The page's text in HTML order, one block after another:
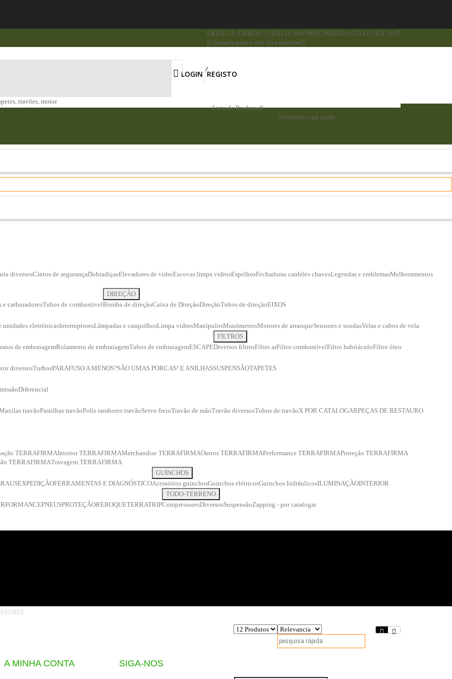
LIGUE JÁ: LISBOA: (+351) 21 949 9880 | PORTO (+351) 22 954 5167
(Chamada para a rede fixa nacional)
travões, motor
LOGIN REGISTO
Lista de Produtos0
O carrinho está vazio
diversosCintos de segurançaDobradiçasElevadores de vidroEscovas limpa vidrosEspelhosFechaduras canhões chavesLegendas e emblemasMelhoramentos
e carburadoresTubos de combustível
DIREÇÃO
Bomba de direçãoCaixa de DireçãoDireçãoTubos de direçãoEIXOS
unidades eletrónicasInterruptoresLâmpadas e casquilhosLimpa vidrosManípulosManómetrosMotores de arranqueSensores e sondasVelas e cabos de vela
de embraiagemRolamento de embraiagemTubos de embraiagemESCAPE
FILTROS
Diversos filtrosFiltro arFiltro combustívelFiltro habitáculoFiltro óleo
diversosTurbosPARAFUSO A MENOS?SÃO UMAS PORCAS! E ANILHASSUSPENSÃOTAPETES
Diferencial
travãoPastilhas travãoPolis tambores travãoServo freioTravão de mãoTravão diversosTubos de travãoX POR CATALOGARPEÇAS DE RESTAURO
TERRAFIRMAInterior TERRAFIRMAMerchandise TERRAFIRMAOutros TERRAFIRMAPerformance TERRAFIRMAProteção TERRAFIRMA
TERRAFIRMATravagem TERRAFIRMA
EXPEDIÇÃOFERRAMENTAS E DIAGNÓSTICO
GUINCHOS
Acessórios guinchosGuinchos elétricosGuinchos hidráulicosILUMINAÇÃOINTERIOR
PNEUSPROTEÇÃOREBOQUETERRATRIP
TODO-TERRENO
CompressoresDiversosSuspensãoZapping - por catalogar
A MINHA CONTA SIGA-NOS